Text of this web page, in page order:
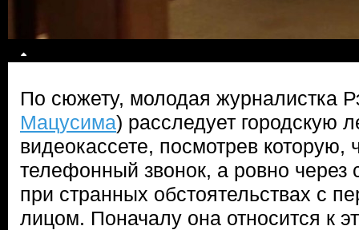
По сюжету, молодая журналистка
Мацусима) расследует городскую
видеокассете, посмотрев которую,
телефонный звонок, а ровно через
при странных обстоятельствах с
лицом. Поначалу она относится к